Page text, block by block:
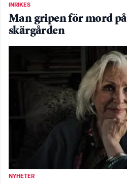
INRIKES
Man gripen för mord
skärgården
NYHETER